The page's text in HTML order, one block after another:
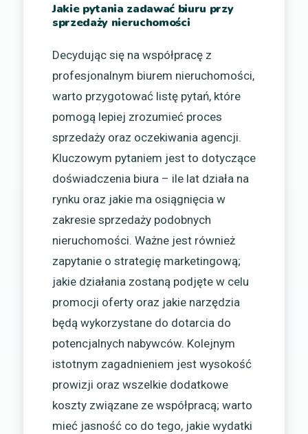
Jakie pytania zadawać biuru przy
sprzedaży nieruchomości
Decydując się na współpracę z
profesjonalnym biurem nieruchomości,
warto przygotować listę pytań, które
pomogą lepiej zrozumieć proces
sprzedaży oraz oczekiwania agencji.
Kluczowym pytaniem jest to dotyczące
doświadczenia biura – ile lat działa na
rynku oraz jakie ma osiągnięcia w
zakresie sprzedaży podobnych
nieruchomości. Ważne jest również
zapytanie o strategię marketingową;
jakie działania zostaną podjęte w celu
promocji oferty oraz jakie narzędzia
będą wykorzystane do dotarcia do
potencjalnych nabywców. Kolejnym
istotnym zagadnieniem jest wysokość
prowizji oraz wszelkie dodatkowe
koszty związane ze współpracą; warto
mieć jasność co do tego, jakie wydatki